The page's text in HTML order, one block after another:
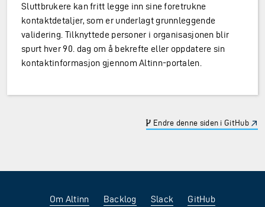
Sluttbrukere kan fritt legge inn sine foretrukne
kontaktdetaljer, som er underlagt grunnleggende
validering. Tilknyttede personer i organisasjonen blir
spurt hver 90. dag om å bekrefte eller oppdatere sin
kontaktinformasjon gjennom Altinn-portalen.
Endre denne siden i GitHub
Om Altinn Backlog Slack GitHub